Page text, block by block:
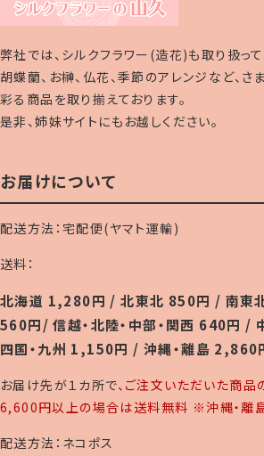
弊社では、シルクフラワー(造花)も取り扱って
胡蝶蘭、お榊、仏花、季節のアレンジなど、さ
彩る商品を取り揃えております。
是非、姉妹サイトにもお越しください。
お届けについて
配送方法：宅配便(ヤマト運輸)
送料：
北海道 1,280円 / 北東北 850円 / 南東
560円/ 信越・北陸・中部・関西 640円
四国・九州 1,150円 / 沖縄・離島 2,860
お届け先が１カ所で、ご注文いただいた商
6,600円以上の場合は送料無料 ※沖縄・離
配送方法：ネコポス